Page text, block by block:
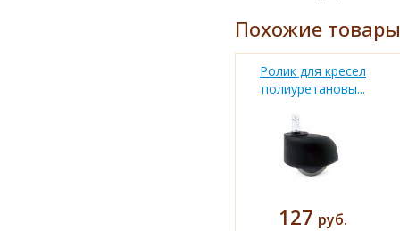
Похожие товары
Ролик для кресел
полиуретановы...
127 руб.